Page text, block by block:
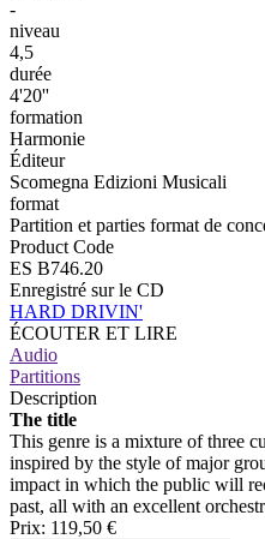
-
niveau
4,5
durée
4'20''
formation
Harmonie
Éditeur
Scomegna Edizioni Musicali
format
Partition et parties format de
Product Code
ES B746.20
Enregistré sur le CD
HARD DRIVIN'
ÉCOUTER ET LIRE
Audio
Partitions
Description
The title
This genre is a mixture of three
inspired by the style of major
impact in which the public will
past, all with an excellent
Prix: 119,50 €